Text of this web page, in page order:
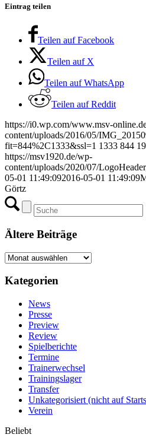
Eintrag teilen
Teilen auf Facebook
Teilen auf X
Teilen auf WhatsApp
Teilen auf Reddit
https://i0.wp.com/www.msv-
content/uploads/2016/05/
fit=844%2C1333&ssl=1 1333 844
https://msv1920.de/wp-
content/uploads/2020/07/
05-01 11:49:092016-05-01 11:49:09
Görtz
Ältere Beiträge
Ältere
Kategorien
News
Presse
Preview
Review
Spielberichte
Termine
Trainerwechsel
Trainingslager
Transfer
Unkategorisiert (nicht auf
Verein
Beliebt